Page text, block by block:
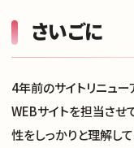
さいごに
4年前のサイトリニュー
WEBサイトを担当させ
性をしっかりと理解し